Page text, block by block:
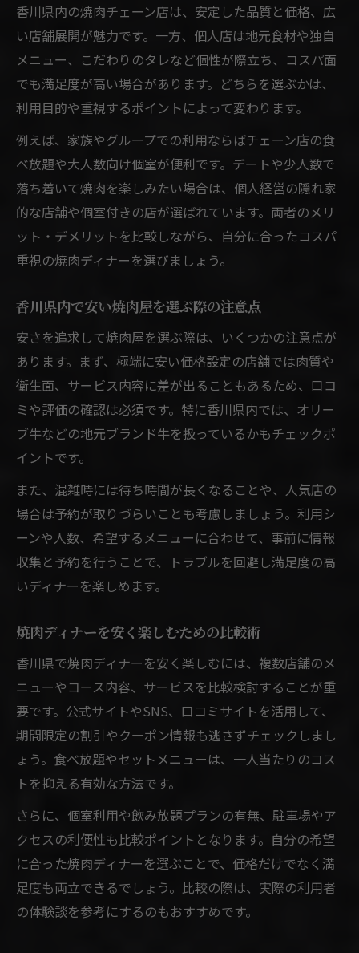
香川県内の焼肉チェーン店は、安定した品質と価格、広
い店舗展開が魅力です。一方、個人店は地元食材や独自
メニュー、こだわりのタレなど個性が際立ち、コスパ面
でも満足度が高い場合があります。どちらを選ぶかは、
利用目的や重視するポイントによって変わります。
例えば、家族やグループでの利用ならばチェーン店の食
べ放題や大人数向け個室が便利です。デートや少人数で
落ち着いて焼肉を楽しみたい場合は、個人経営の隠れ家
的な店舗や個室付きの店が選ばれています。両者のメリ
ット・デメリットを比較しながら、自分に合ったコスパ
重視の焼肉ディナーを選びましょう。
香川県内で安い焼肉屋を選ぶ際の注意点
安さを追求して焼肉屋を選ぶ際は、いくつかの注意点が
あります。まず、極端に安い価格設定の店舗では肉質や
衛生面、サービス内容に差が出ることもあるため、口コ
ミや評価の確認は必須です。特に香川県内では、オリー
ブ牛などの地元ブランド牛を扱っているかもチェックポ
イントです。
また、混雑時には待ち時間が長くなることや、人気店の
場合は予約が取りづらいことも考慮しましょう。利用シ
ーンや人数、希望するメニューに合わせて、事前に情報
収集と予約を行うことで、トラブルを回避し満足度の高
いディナーを楽しめます。
焼肉ディナーを安く楽しむための比較術
香川県で焼肉ディナーを安く楽しむには、複数店舗のメ
ニューやコース内容、サービスを比較検討することが重
要です。公式サイトやSNS、口コミサイトを活用して、
期間限定の割引やクーポン情報も逃さずチェックしまし
ょう。食べ放題やセットメニューは、一人当たりのコス
トを抑える有効な方法です。
さらに、個室利用や飲み放題プランの有無、駐車場やア
クセスの利便性も比較ポイントとなります。自分の希望
に合った焼肉ディナーを選ぶことで、価格だけでなく満
足度も両立できるでしょう。比較の際は、実際の利用者
の体験談を参考にするのもおすすめです。